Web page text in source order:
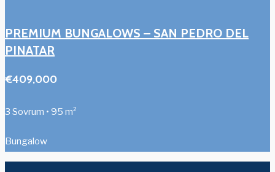
PREMIUM BUNGALOWS – SAN PEDRO DEL
PINATAR
€409,000
3 Sovrum • 95 m²
Bungalow